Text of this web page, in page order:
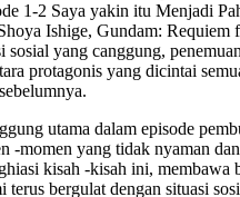
1-2 Saya yakin itu Menjadi
Ishige, Gundam: Requiem
sosial yang canggung,
protagonis yang dicintai
utama dalam episode
-momen yang tidak nyaman
kisah -kisah ini, membawa
terus bergulat dengan situasi